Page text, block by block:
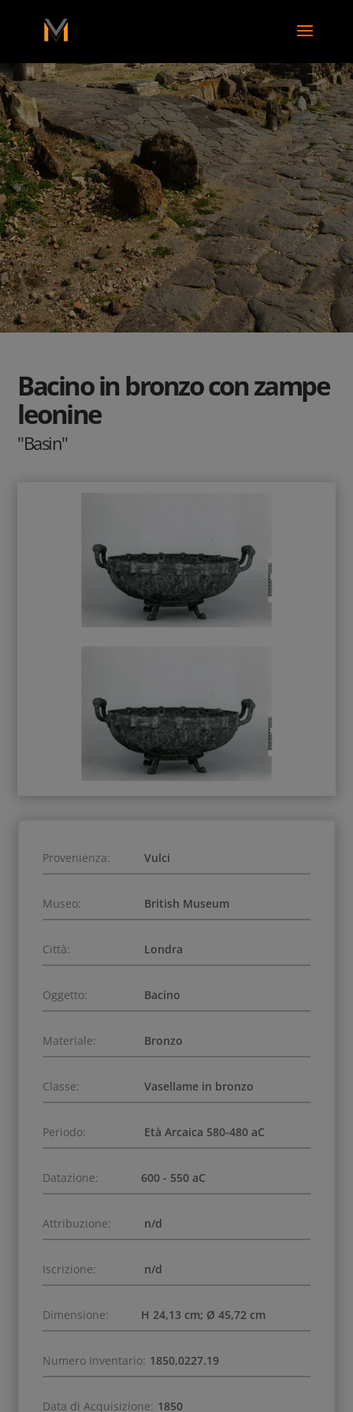
Bacino in bronzo con zampe
leonine
"Basin"
Provenienza: Vulci
Museo: British Museum
Città: Londra
Oggetto: Bacino
Materiale: Bronzo
Classe: Vasellame in bronzo
Periodo: Età Arcaica 580-480 aC
Datazione: 600 - 550 aC
Attribuzione: n/d
Iscrizione: n/d
Dimensione: H 24,13 cm; Ø 45,72 cm
Numero Inventario: 1850,0227.19
Data di Acquisizione: 1850